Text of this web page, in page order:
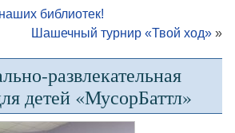
библиотек!
Шашечный турнир «Твой ход»»
развлекательная
детей «МусорБаттл»